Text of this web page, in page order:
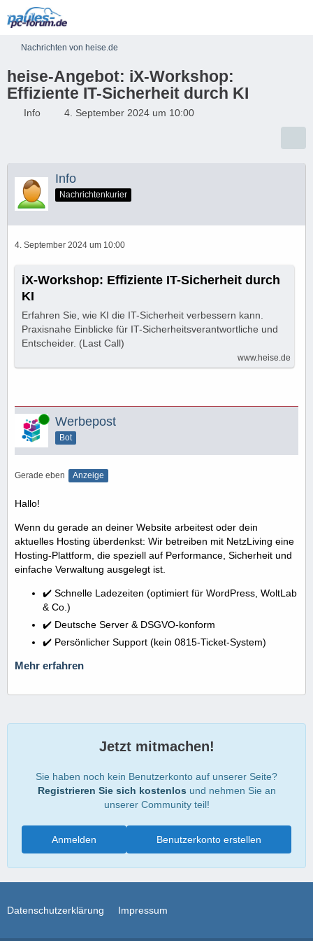
Nachrichten von heise.de
heise-Angebot: iX-Workshop:
Effiziente IT-Sicherheit durch KI
Info 4. September 2024 um 10:00
Info
Nachrichtenkurier
4. September 2024 um 10:00
iX-Workshop: Effiziente IT-Sicherheit durch
KI
Erfahren Sie, wie KI die IT-Sicherheit verbessern kann.
Praxisnahe Einblicke für IT-Sicherheitsverantwortliche und
Entscheider. (Last Call)
www.heise.de
Online Werbepost
Bot
Gerade eben Anzeige
Hallo!
Wenn du gerade an deiner Website arbeitest oder dein
aktuelles Hosting überdenkst: Wir betreiben mit NetzLiving eine
Hosting-Plattform, die speziell auf Performance, Sicherheit und
einfache Verwaltung ausgelegt ist.
✔️ Schnelle Ladezeiten (optimiert für WordPress, WoltLab
& Co.)
✔️ Deutsche Server & DSGVO-konform
✔️ Persönlicher Support (kein 0815-Ticket-System)
Mehr erfahren
Jetzt mitmachen!
Sie haben noch kein Benutzerkonto auf unserer Seite?
Registrieren Sie sich kostenlos und nehmen Sie an
unserer Community teil!
Benutzerkonto erstellen
Anmelden
Datenschutzerklärung Impressum